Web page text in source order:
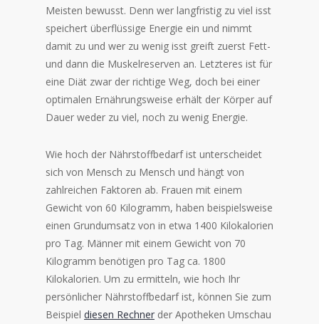
Meisten bewusst. Denn wer langfristig zu viel isst
speichert überflüssige Energie ein und nimmt
damit zu und wer zu wenig isst greift zuerst Fett-
und dann die Muskelreserven an. Letzteres ist für
eine Diät zwar der richtige Weg, doch bei einer
optimalen Ernährungsweise erhält der Körper auf
Dauer weder zu viel, noch zu wenig Energie.
Wie hoch der Nährstoffbedarf ist unterscheidet
sich von Mensch zu Mensch und hängt von
zahlreichen Faktoren ab. Frauen mit einem
Gewicht von 60 Kilogramm, haben beispielsweise
einen Grundumsatz von in etwa 1400 Kilokalorien
pro Tag. Männer mit einem Gewicht von 70
Kilogramm benötigen pro Tag ca. 1800
Kilokalorien. Um zu ermitteln, wie hoch Ihr
persönlicher Nährstoffbedarf ist, können Sie zum
Beispiel diesen Rechner der Apotheken Umschau